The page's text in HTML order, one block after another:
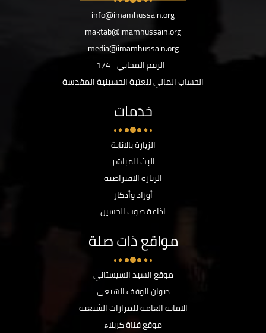
info@imamhussain.org
maktab@imamhussain.org
media@imamhussain.org
الرقم المجاني 174
الحساب المالي للعتبة الحسينية المقدسة
خدمات
الزيارة بالانابة
البث المباشر
الزيارة الافتراضية
أوراد وأذكار
اذاعة صوت الحسين
مواقع ذات صلة
موقع السيد السيستاني
ديوان الوقف الشيعي
الامانة العامة للمزارات الشيعية
موقع قناة كربلاء